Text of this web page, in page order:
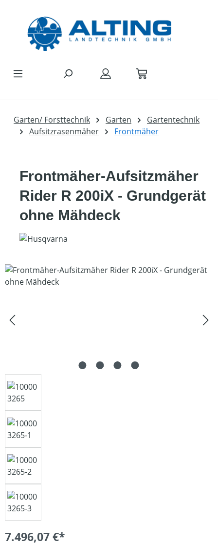
Garten/ Forsttechnik Garten
Gartentechnik
Aufsitzrasenmäher
Frontmäher
Frontmäher-Aufsitzmäher
Rider R 200iX - Grundgerät
ohne Mähdeck
Bildergalerie überspringen
7.496,07 €*